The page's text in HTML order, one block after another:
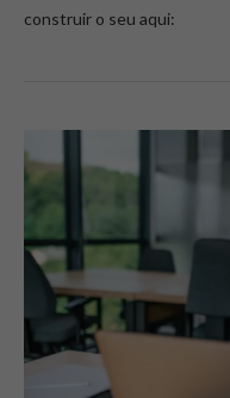
construir o seu aqui: